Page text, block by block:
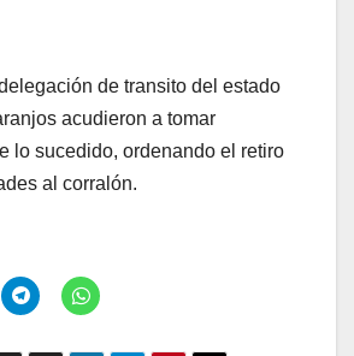
de transito del estado
acudieron a tomar
lo sucedido, ordenando el retiro
al corralón.